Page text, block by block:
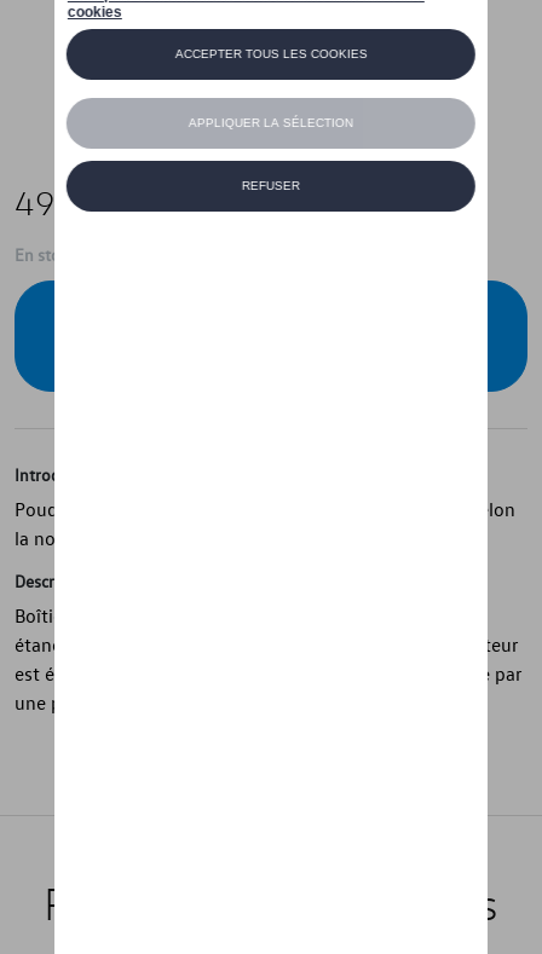
49,00 €
En stock
Introduction
Poudre d'extinction sèche ABC multi-usages, certifiée selon
la norme EN 615
Description
Boîtier sans soudure en aluminium. Cela garantit une
étanchéité maximale et, grâce à son poids léger, l'extincteur
est également facile à manipuler. La vanne est actionnée par
une poignée à pince.
Produits recommandés